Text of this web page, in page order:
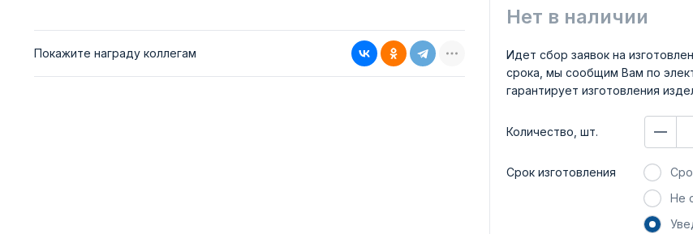
Покажите награду коллегам
Нет в наличии
Идет сбор заявок на
срока, мы сообщим Вам по
гарантирует изготовления
Количество, шт.
Срок изготовления
Не